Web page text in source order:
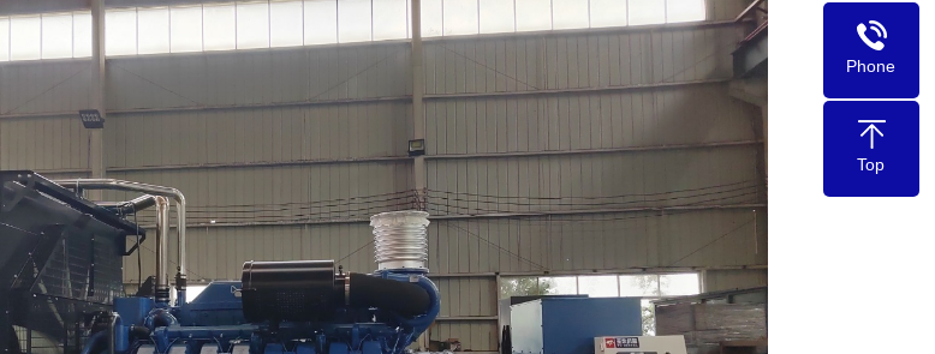
Phone
Top